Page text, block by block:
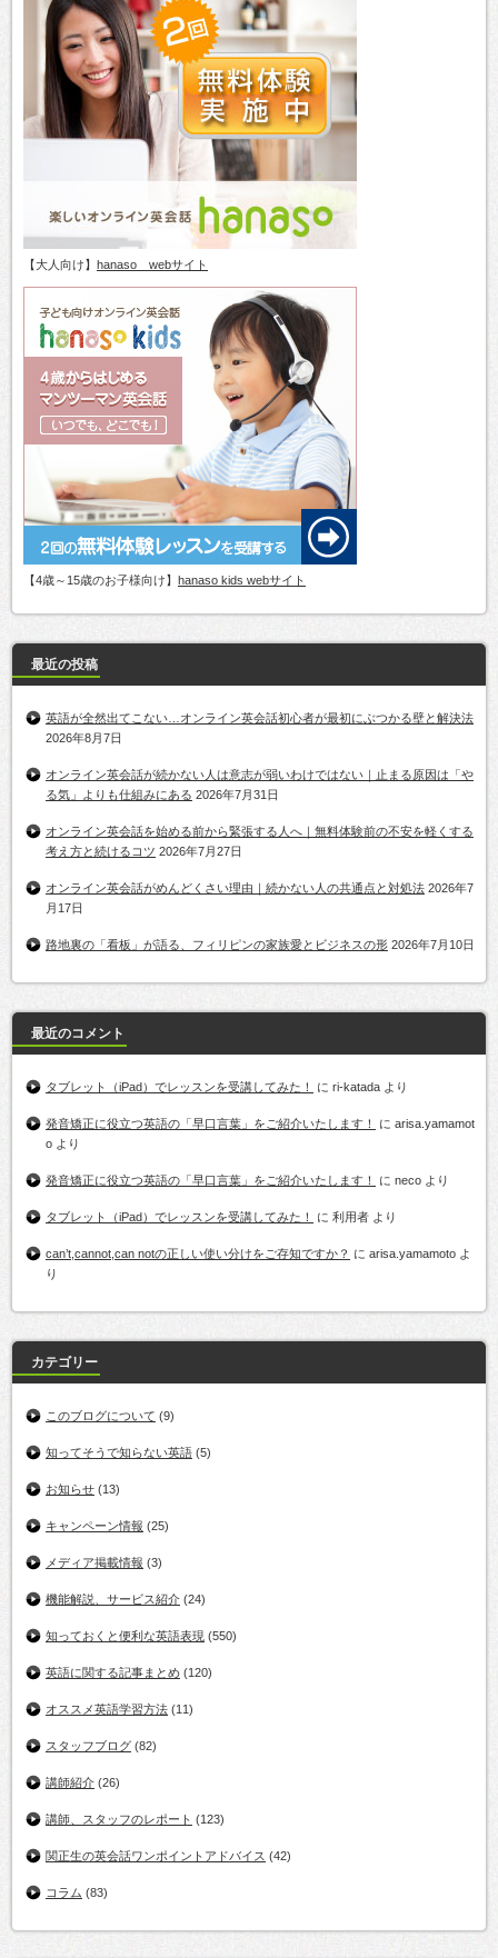
【大人向け】 hanaso webサイト
【4歳～15歳のお子様向け】 hanaso kids webサイト
最近の投稿
英語が全然出てこない…オンライン英会話初心者が最初にぶつかる壁と解決法
2026年8月7日
オンライン英会話が続かない人は意志が弱いわけではない｜止まる原因は「や
る気」よりも仕組みにある 2026年7月31日
オンライン英会話を始める前から緊張する人へ｜無料体験前の不安を軽くする
考え方と続けるコツ 2026年7月27日
オンライン英会話がめんどくさい理由｜続かない人の共通点と対処法 2026年7
月17日
路地裏の「看板」が語る、フィリピンの家族愛とビジネスの形 2026年7月10日
最近のコメント
タブレット（iPad）でレッスンを受講してみた！ に ri-katada より
発音矯正に役立つ英語の「早口言葉」をご紹介いたします！ に arisa.yamamot
o より
発音矯正に役立つ英語の「早口言葉」をご紹介いたします！ に neco より
タブレット（iPad）でレッスンを受講してみた！ に 利用者 より
can’t,cannot,can notの正しい使い分けをご存知ですか？ に arisa.yamamoto よ
り
カテゴリー
このブログについて (9)
知ってそうで知らない英語 (5)
お知らせ (13)
キャンペーン情報 (25)
メディア掲載情報 (3)
機能解説、サービス紹介 (24)
知っておくと便利な英語表現 (550)
英語に関する記事まとめ (120)
オススメ英語学習方法 (11)
スタッフブログ (82)
講師紹介 (26)
講師、スタッフのレポート (123)
関正生の英会話ワンポイントアドバイス (42)
コラム (83)